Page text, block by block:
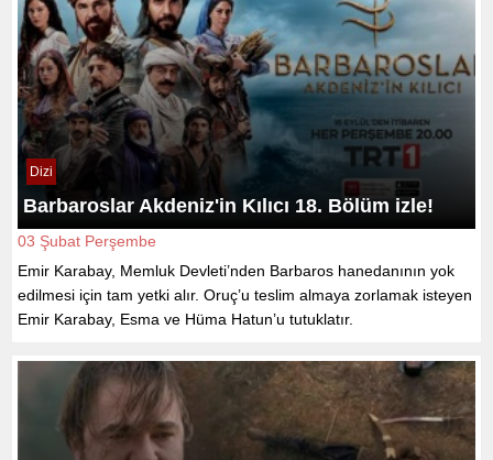
Dizi
Barbaroslar Akdeniz'in Kılıcı 18. Bölüm izle!
03 Şubat Perşembe
Emir Karabay, Memluk Devleti’nden Barbaros hanedanının yok
edilmesi için tam yetki alır. Oruç’u teslim almaya zorlamak isteyen
Emir Karabay, Esma ve Hüma Hatun’u tutuklatır.